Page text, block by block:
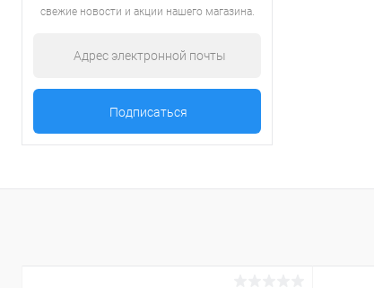
свежие новости и акции нашего магазина.